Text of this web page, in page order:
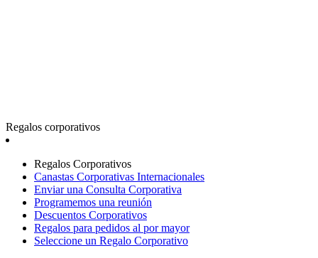
Regalos corporativos
Regalos Corporativos
Canastas Corporativas Internacionales
Enviar una Consulta Corporativa
Programemos una reunión
Descuentos Corporativos
Regalos para pedidos al por mayor
Seleccione un Regalo Corporativo